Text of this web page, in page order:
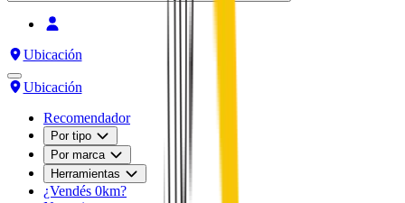
Ubicación
Ubicación
Recomendador
Por tipo
Por marca
Herramientas
¿Vendés 0km?